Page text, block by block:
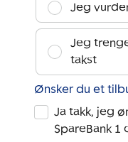
Jeg
Jeg
takst
Ønsker du et
Ja takk, jeg
SpareBank 1